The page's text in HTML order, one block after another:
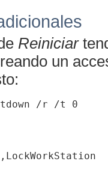
Reiniciar
un
/r /t 0